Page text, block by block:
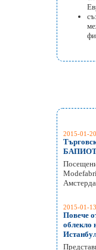
2015-01-20
БАПИОТ
2015-01-13
Повече
облекло